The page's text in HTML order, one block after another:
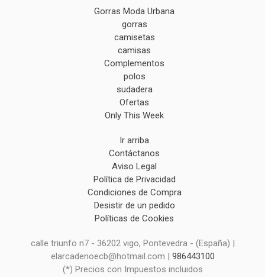
Gorras Moda Urbana
gorras
camisetas
camisas
Complementos
polos
sudadera
Ofertas
Only This Week
Ir arriba
Contáctanos
Aviso Legal
Política de Privacidad
Condiciones de Compra
Desistir de un pedido
Políticas de Cookies
calle triunfo n7 - 36202 vigo, Pontevedra - (España) |
elarcadenoecb@hotmail.com | 986443100
(*) Precios con Impuestos incluidos